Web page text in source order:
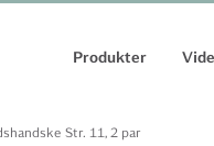
Produkter
Str. 11, 2 par